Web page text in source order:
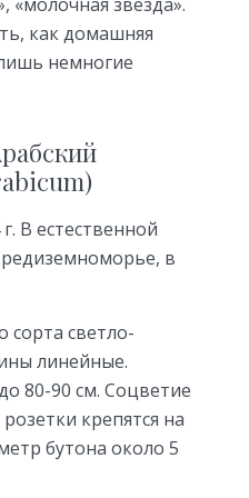
как домашняя
немногие
В естественной
в
сорта светло-
линейные.
80-90 см. Соцветие
крепятся на
бутона около 5